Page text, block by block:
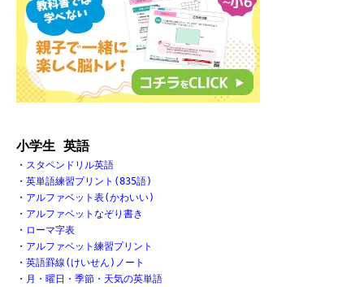
小学生 英語
・ スタペンドリル英語
・ 英単語練習プリント(835語)
・ アルファベット表(かわいい)
・ アルファベットなぞり書き
・ ローマ字表
・ アルファベット練習プリント
・ 英語罫線(けいせん)ノート
・ 月・曜日・季節・天気の英単語